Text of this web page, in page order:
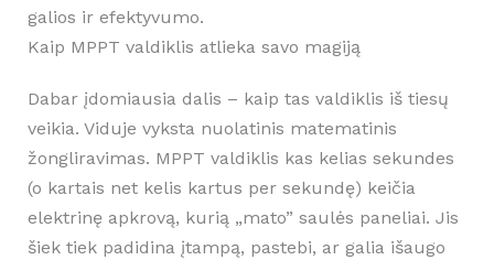
galios ir efektyvumo.
Kaip MPPT valdiklis atlieka savo magiją
Dabar įdomiausia dalis – kaip tas valdiklis iš tiesų
veikia. Viduje vyksta nuolatinis matematinis
žongliravimas. MPPT valdiklis kas kelias sekundes
(o kartais net kelis kartus per sekundę) keičia
elektrinę apkrovą, kurią „mato” saulės paneliai. Jis
šiek tiek padidina įtampą, pastebi, ar galia išaugo